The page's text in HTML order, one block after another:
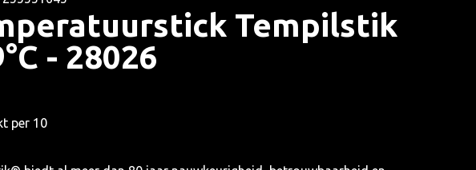
Tempilstik
- 28026
per 10